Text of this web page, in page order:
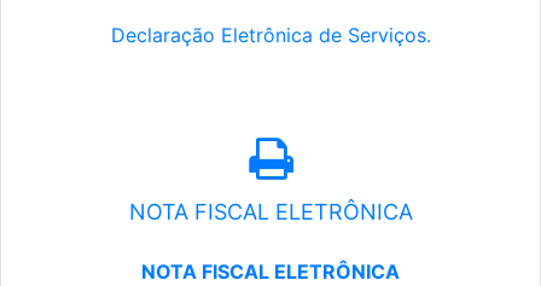
Declaração Eletrônica de Serviços.
NOTA FISCAL ELETRÔNICA
NOTA FISCAL ELETRÔNICA